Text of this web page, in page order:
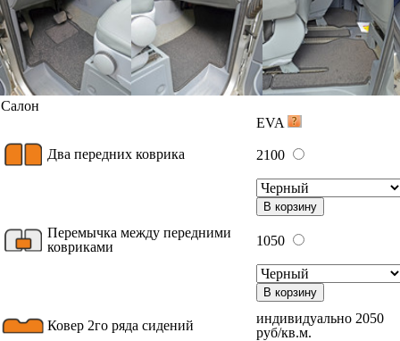
Салон
EVA
Два передних коврика 2100
В корзину
Перемычка между передними
ковриками
1050
В корзину
Ковер 2го ряда сидений
индивидуально 2050
руб/кв.м.